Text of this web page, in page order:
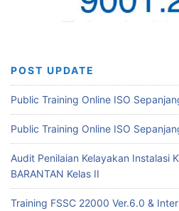
POST UPDATE
Public Training Online ISO
Public Training Online ISO
Audit Penilaian Kelayakan Instalasi
BARANTAN Kelas II
Training FSSC 22000 Ver.6.0 &